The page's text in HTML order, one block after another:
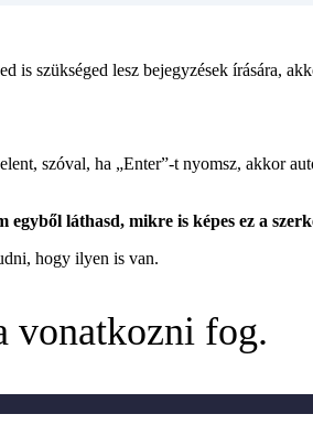
is szükséged lesz bejegyzések írására,
szóval, ha „Enter”-t nyomsz, akkor
láthasd, mikre is képes ez a
hogy ilyen is van.
vonatkozni fog.